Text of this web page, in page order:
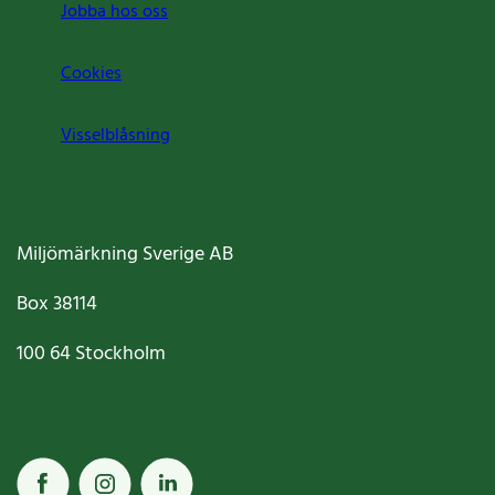
Jobba hos oss
Cookies
Visselblåsning
Miljömärkning Sverige AB
Box38114
100 64Stockholm